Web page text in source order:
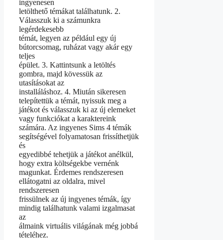
ingyenesen
letölthető témákat találhatunk. 2.
Válasszuk ki a számunkra
legérdekesebb
témát, legyen az például egy új
bútorcsomag, ruházat vagy akár egy
teljes
épület. 3. Kattintsunk a letöltés
gombra, majd kövessük az
utasításokat az
installáláshoz. 4. Miután sikeresen
telepítettük a témát, nyissuk meg a
játékot és válasszuk ki az új elemeket
vagy funkciókat a karaktereink
számára. Az ingyenes Sims 4 témák
segítségével folyamatosan frissíthetjük
és
egyedibbé tehetjük a játékot anélkül,
hogy extra költségekbe vernénk
magunkat. Érdemes rendszeresen
ellátogatni az oldalra, mivel
rendszeresen
frissülnek az új ingyenes témák, így
mindig találhatunk valami izgalmasat
az
álmaink virtuális világának még jobbá
tételéhez.